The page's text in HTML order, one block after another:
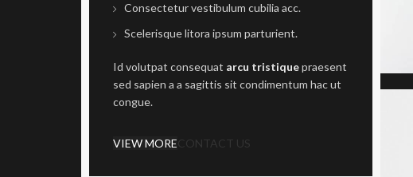
Consectetur vestibulum cubilia acc.
Scelerisque litora ipsum parturient.
Id volutpat consequat arcu tristiquepraesent
sed sapien a a sagittis sit condimentum hac ut
congue.
VIEW MORECONTACT US